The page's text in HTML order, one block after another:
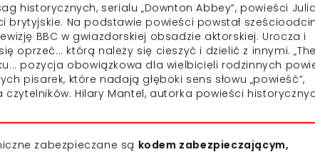
historycznych, serialu „Downton Abbey”, powieści
brytyjskie. Na podstawie powieści powstał
BBC w gwiazdorskiej obsadzie aktorskiej. Urocza i
oprzeć... którą należy się cieszyć i dzielić z innymi. „The
pozycja obowiązkowa dla wielbicieli rodzinnych
pisarek, które nadają głęboki sens słowu „powieść”,
Hilary Mantel, autorka powieści
zabezpieczane są kodem zabezpieczającym,